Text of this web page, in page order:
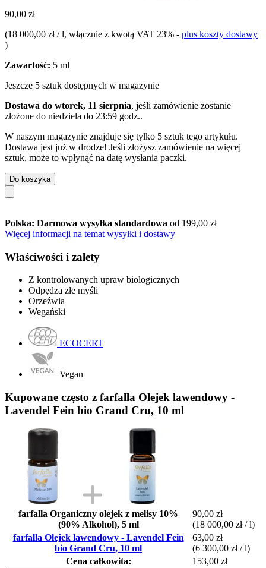
90,00 zł
(18 000,00 zł / l, włącznie z kwotą VAT 23% - plus koszty dostawy
)
Zawartość: 5 ml
Jeszcze 5 sztuk dostępnych w magazynie
Dostawa do wtorek, 11 sierpnia, jeśli zamówienie zostanie
złożone do niedziela do 23:59 godz..
W naszym magazynie znajduje się tylko 5 sztuk tego artykułu.
Dostawa jest już w drodze! Jeśli złożysz zamówienie na więcej
sztuk, może to wpłynąć na datę wysłania paczki.
Do koszyka
Polska: Darmowa wysyłka standardowa od 199,00 zł
Więcej informacji na temat wysyłki i dostawy
Właściwości i zalety
Z kontrolowanych upraw biologicznych
Odpędza złe myśli
Orzeźwia
Wegański
ECOCERT
Vegan
Kupowane często z farfalla Olejek lawendowy -
Lavendel Fein bio Grand Cru, 10 ml
farfalla Organiczny olejek z melisy 10%
(90% Alkohol), 5 ml
90,00 zł
(18 000,00 zł / l)
farfalla Olejek lawendowy - Lavendel Fein
bio Grand Cru, 10 ml
63,00 zł
(6 300,00 zł / l)
Cena całkowita:
153,00 zł